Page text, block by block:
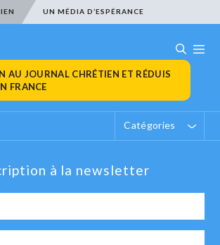
UN MÉDIA D’ESPÉRANCE
AU JOURNAL CHRÉTIEN ET RÉDUIS
FRANCE
Catégories
à la newsletter